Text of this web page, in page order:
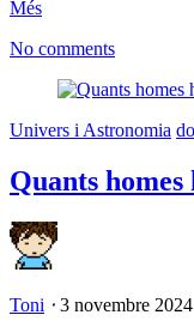
Més
No comments
Univers i Astronomia
Quants
Toni ⋅ 3 novembre 2024